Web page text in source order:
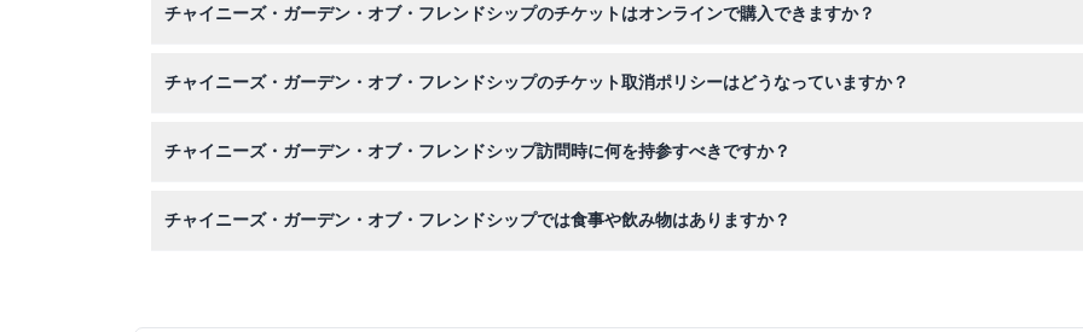
チャイニーズ・ガーデン・オブ・フレンドシップのチケットはオンラインで購入できますか？
チャイニーズ・ガーデン・オブ・フレンドシップのチケット取消ポリシーはどうなっていますか？
チャイニーズ・ガーデン・オブ・フレンドシップ訪問時に何を持参すべきですか？
チャイニーズ・ガーデン・オブ・フレンドシップでは食事や飲み物はありますか？